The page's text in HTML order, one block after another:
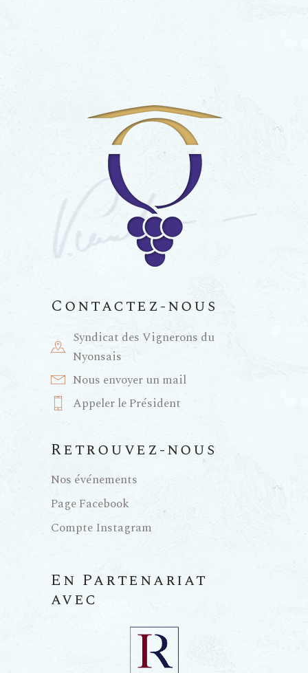
Contactez-nous
Syndicat des Vignerons du
Nyonsais
Nous envoyer un mail
Appeler le Président
Retrouvez-nous
Nos événements
Page Facebook
Compte Instagram
En Partenariat
avec